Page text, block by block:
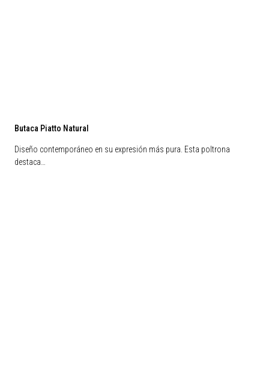
Butaca Piatto Natural
Diseño contemporáneo en su expresión más pura. Esta poltrona
destaca…